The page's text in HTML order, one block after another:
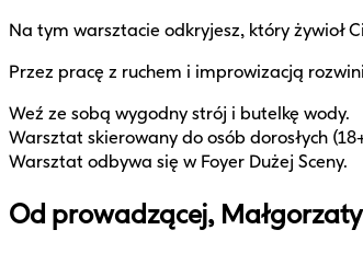
Na tym warsztacie odkryjesz, który żywioł
Przez pracę z ruchem i improwizacją
Weź ze sobą wygodny strój i butelkę wody.
Warsztat skierowany do osób dorosłych
Warsztat odbywa się w Foyer Dużej Sceny.
Od prowadzącej,